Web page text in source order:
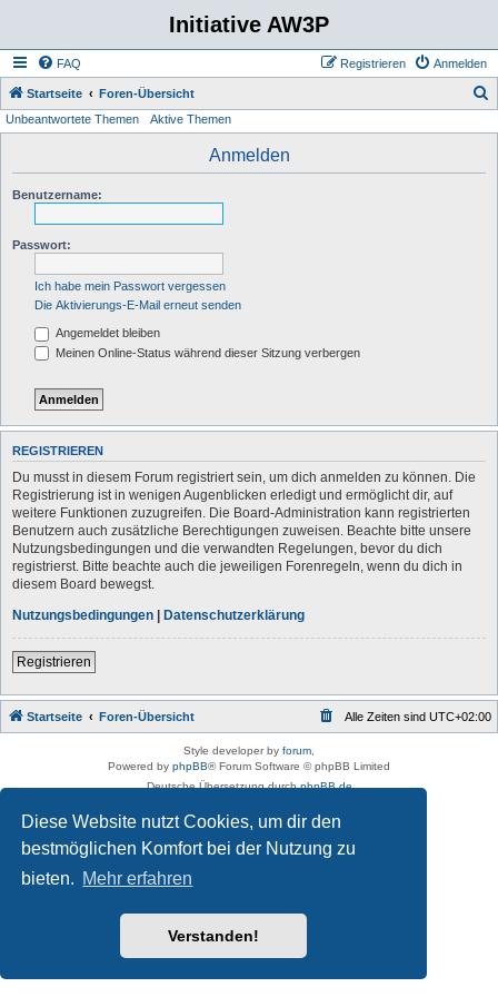
Diese Website nutzt Cookies, um dir den
bestmöglichen Komfort bei der Nutzung zu
bieten. Mehr erfahren
Verstanden!
Initiative AW3P
FAQ Anmelden
Registrieren
Startseite Foren-Übersicht
Unbeantwortete Themen Aktive Themen
Anmelden
Benutzername:
Passwort:
Ich habe mein Passwort vergessen
Die Aktivierungs-E-Mail erneut senden
Angemeldet bleiben
Meinen Online-Status während dieser Sitzung verbergen
REGISTRIEREN
Du musst in diesem Forum registriert sein, um dich anmelden zu können. Die
Registrierung ist in wenigen Augenblicken erledigt und ermöglicht dir, auf
weitere Funktionen zuzugreifen. Die Board-Administration kann registrierten
Benutzern auch zusätzliche Berechtigungen zuweisen. Beachte bitte unsere
Nutzungsbedingungen und die verwandten Regelungen, bevor du dich
registrierst. Bitte beachte auch die jeweiligen Forenregeln, wenn du dich in
diesem Board bewegst.
Nutzungsbedingungen | Datenschutzerklärung
Registrieren
Startseite Foren-Übersicht Alle Zeiten sind UTC+02:00
Style developer by forum
Powered by phpBB® Forum Software © phpBB Limited
Deutsche Übersetzung durchphpBB.de